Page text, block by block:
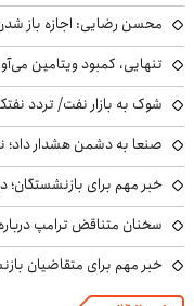
محسن رضایی: اجازه باز
تنهایی، کمبود ویتامین
شوک به بازار نفت/ تردد نفتکش‌ها در
صنعا به دشمن هشدار داد؛
خبر مهم برای بازنشستگان؛
سخنان متناقض ترامپ
خبر مهم برای متقاضیان بازنشستگی: این